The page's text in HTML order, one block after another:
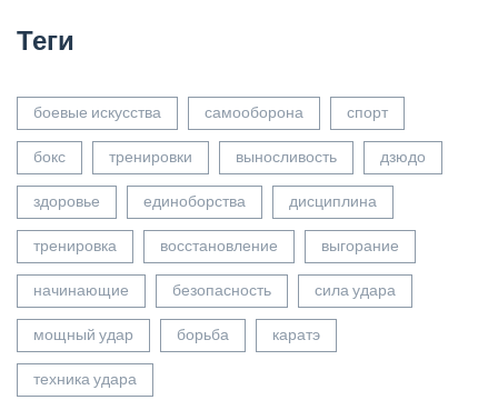
Теги
боевые искусства самооборона
спорт
бокс
тренировки выносливость
дзюдо
здоровье
единоборства
дисциплина
тренировка
восстановление
выгорание
начинающие
безопасность
сила удара
мощный удар
борьба
каратэ
техника удара